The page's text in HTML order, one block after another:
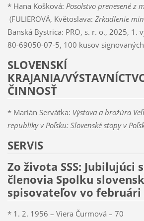
* Hana Košková: Posolstvo prenesené z
(FULIEROVÁ, Květoslava: Zrkadlenie
Banská Bystrica: PRO, s. r. o., 2025, 1.
80-69050-07-5, 100 kusov
SLOVENSKÍ
KRAJANIA/
ČINNOSŤ
* Marián Servátka: Výstava a brožúra
republiky v Poľsku: Slovenské stopy v
SERVIS
Zo života SSS: Jubilujúci
členovia Spolku
spisovateľov vo februári
* 1. 2. 1956 – Viera Čurmová – 70